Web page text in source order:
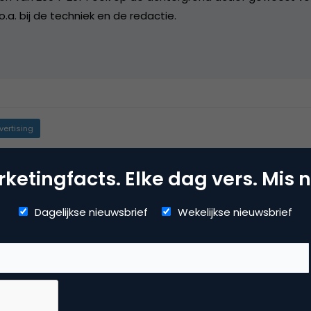
bij de techniek en de redactie.
advertising Elke dag vers. Mis
Dagelijkse nieuwsbrief Wekelijkse nieuwsbrief